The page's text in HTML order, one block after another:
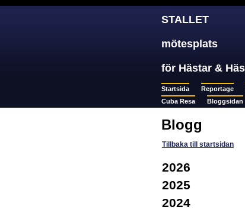
STALLET
mötesplats
för Hästar &
Startsida Reportage
Cuba Resa
Bloggsidan
Blogg
Tillbaka till startsidan
2026
2025
2024